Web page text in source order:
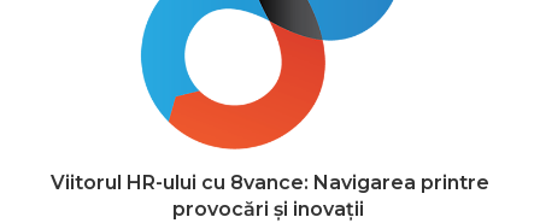
Viitorul HR-ului cu 8vance: Navigarea printre
provocări și inovații